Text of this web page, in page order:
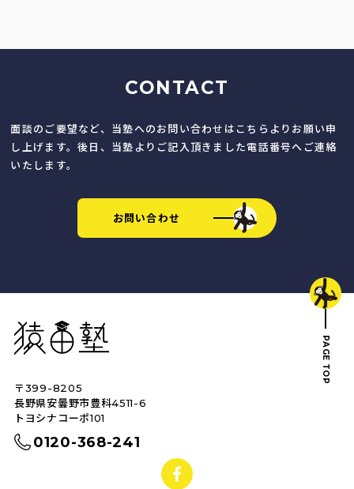
CONTACT
面談のご要望など、当塾へのお問い合わせはこちらよりお願い申
し上げます。後日、当塾よりご記入頂きました電話番号へご連絡
いたします。
お問い合わせ
PAGE TOP
猿田塾
〒399-8205
長野県安曇野市豊科4511-6
トヨシナコーポ101
0120-368-241
facebook